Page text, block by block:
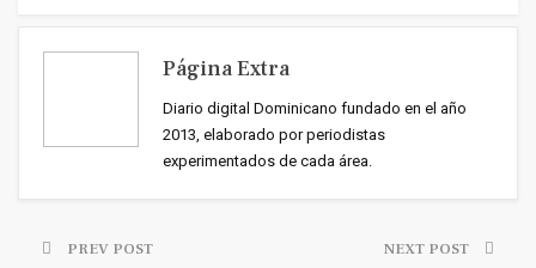
Página Extra
Diario digital Dominicano fundado en el año
2013, elaborado por periodistas
experimentados de cada área.
PREV POST NEXT POST